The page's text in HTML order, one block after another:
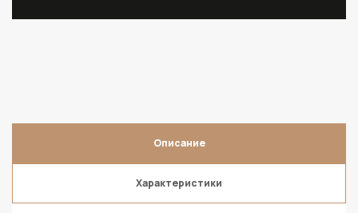
Описание
Характеристики